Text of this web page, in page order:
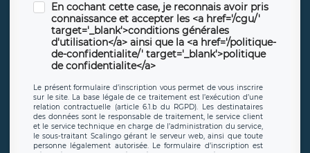
En cochant cette case, je reconnais avoir pris
connaissance et accepter les <a href='/cgu/'
target='_blank'>conditions générales
d'utilisation</a> ainsi que la <a href='/politique-
de-confidentialite/' target='_blank'>politique
de confidentialite</a>
Le présent formulaire d’inscription vous permet de vous inscrire
sur le site. La base légale de ce traitement est l’exécution d’une
relation contractuelle (article 6.1.b du RGPD). Les destinataires
des données sont le responsable de traitement, le service client
et le service technique en charge de l’administration du service,
le sous-traitant Scalingo gérant le serveur web, ainsi que toute
personne légalement autorisée. Le formulaire d’inscription est